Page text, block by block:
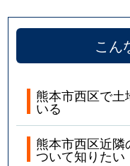
こん
熊本市西区で
いる
熊本市西区近
ついて知りたい